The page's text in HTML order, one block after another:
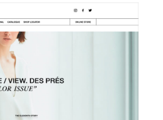
材紹介
医者・製薬・薬品
歯医者・製薬・薬品
200
・商社
・商社
ア・NPO
ア・NPO
園・小中高・大学・専門学